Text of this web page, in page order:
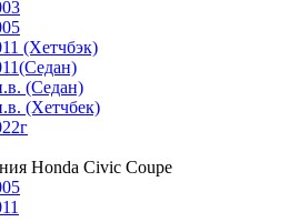
(Хетчбэк)
(Седан)
(Хетчбек)
Honda Civic Coupe